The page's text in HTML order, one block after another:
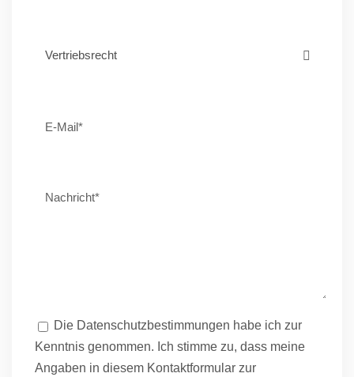
Die Datenschutzbestimmungen habe ich zur
Kenntnis genommen. Ich stimme zu, dass meine
Angaben in diesem Kontaktformular zur